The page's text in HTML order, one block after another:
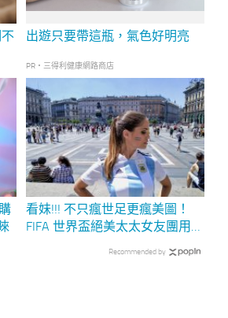
出遊只要帶這瓶，氣色好明亮
PR・三得利健康網路商店
看妹!!! 不只瘋世足更瘋美圖！
FIFA 世界盃絕美太太女友團用美
Recommended by